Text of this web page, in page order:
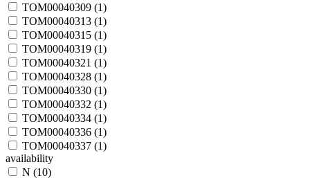
TOM00040309 (1)
TOM00040313 (1)
TOM00040315 (1)
TOM00040319 (1)
TOM00040321 (1)
TOM00040328 (1)
TOM00040330 (1)
TOM00040332 (1)
TOM00040334 (1)
TOM00040336 (1)
TOM00040337 (1)
availability
N (10)